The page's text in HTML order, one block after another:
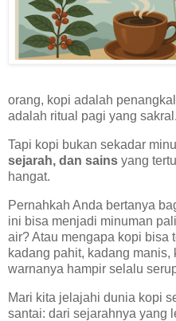
orang, kopi adalah
adalah ritual pagi yang sakral.
Tapi kopi bukan sekadar
sejarah, dan sains yang
hangat.
Pernahkah Anda bertanya
ini bisa menjadi minuman
air? Atau mengapa kopi
kadang pahit, kadang
warnanya hampir selalu
Mari kita jelajahi dunia kopi
santai: dari sejarahnya yang